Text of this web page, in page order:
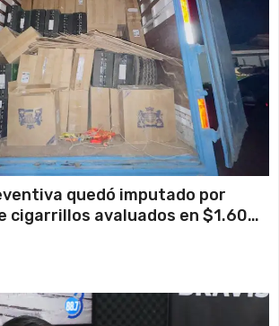
quedó imputado por
cigarrillos avaluados en $1.600